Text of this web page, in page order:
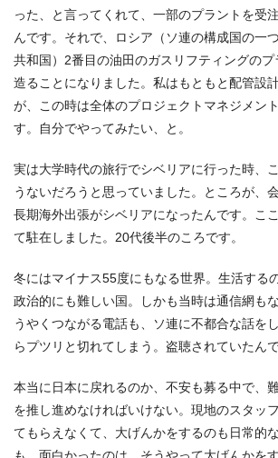
った、と言ってくれて、一部のプラントを受
んです。それで、ロシア（ソ連の構成国の一
共和国）2番目の油田のガスリフティングの
造ることになりました。私はもともと配管設
が、この時は全体のプロジェクトマネジメン
す。自分でやってみたい、と。
実は大学時代の旅行でシベリアに行った時、
うないだろうと思っていました。ところが、
長期海外出張がシベリアになったんです。こ
て駐在しました。20代後半のころです。
冬にはマイナス55度にもなる世界。生活する
政治的にも難しい国。しかも当時は通信網も
うやくつながる電話も、ソ連に不都合な話を
らプツリと切れてしまう。盗聴されていたんで
本当に日本に戻れるのか、不安も募る中で、
を推し進めなければいけない。現地のスタッ
てもらえなくて、大げんかをするのも日常的